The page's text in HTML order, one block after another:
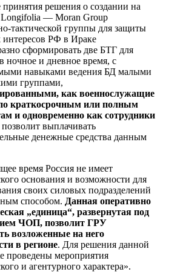
принятия решения о создании на
— Moran Group
тактической группы для защиты
РФ в Ираке
сформировать две БТГ для
ночное и дневное время, с
навыками ведения БД малыми
группами,
как военнослужащие
краткосрочным или полным
и одновременно как сотрудники
позволит выплачивать
денежные средства данным
время Россия не имеет
основания и возможности для
своих силовых подразделений
способом. Данная оперативно
„единица“, развернутая под
ЧОП, позволит ГРУ
возложенные на него
в регионе. Для решения данной
проведены мероприятия
и агентурного характера».